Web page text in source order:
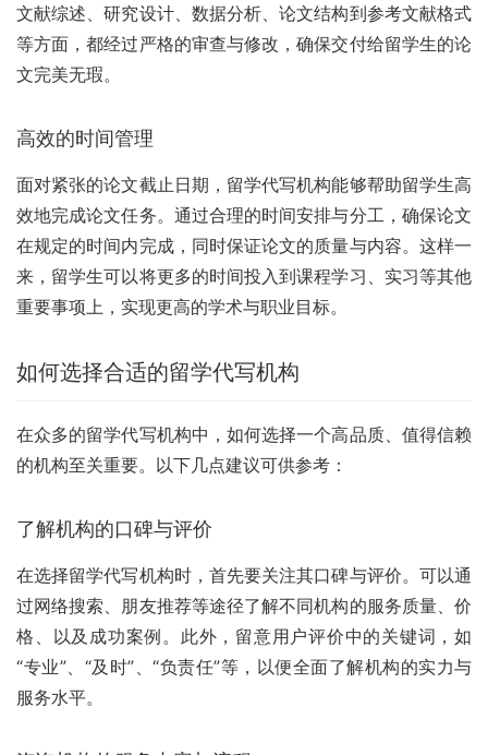
文献综述、研究设计、数据分析、论文结构到参考文献格式
等方面，都经过严格的审查与修改，确保交付给留学生的论
文完美无瑕。
高效的时间管理
面对紧张的论文截止日期，留学代写机构能够帮助留学生高
效地完成论文任务。通过合理的时间安排与分工，确保论文
在规定的时间内完成，同时保证论文的质量与内容。这样一
来，留学生可以将更多的时间投入到课程学习、实习等其他
重要事项上，实现更高的学术与职业目标。
如何选择合适的留学代写机构
在众多的留学代写机构中，如何选择一个高品质、值得信赖
的机构至关重要。以下几点建议可供参考：
了解机构的口碑与评价
在选择留学代写机构时，首先要关注其口碑与评价。可以通
过网络搜索、朋友推荐等途径了解不同机构的服务质量、价
格、以及成功案例。此外，留意用户评价中的关键词，如
“专业”、“及时”、“负责任”等，以便全面了解机构的实力与
服务水平。